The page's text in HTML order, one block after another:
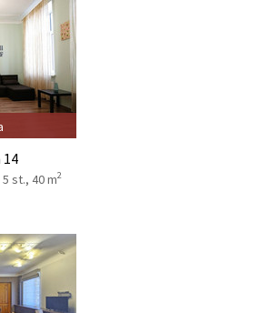
st., 40 m2